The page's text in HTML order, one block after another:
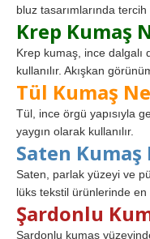
bluz tasarımlarında
Krep Kumaş
Krep kumaş, ince dalgalı
kullanılır. Akışkan
Tül Kumaş
Tül, ince örgü yapısıyla
yaygın olarak kullanılır.
Saten Kumaş
Saten, parlak yüzeyi ve
lüks tekstil ürünlerinde
Şardonlu
Şardonlu kumaş